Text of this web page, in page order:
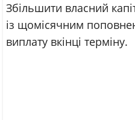
Збільшити власний
із щомісячним
виплату вкінці терміну.